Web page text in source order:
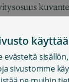
että
ja
evästeitä
sivustomme